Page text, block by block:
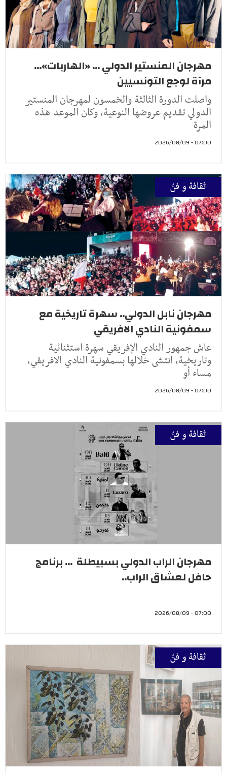
مهرجان المنستير الدولي ... «الهاربات»...
مرآة لوجع التونسيين
واصلت الدورة الثالثة والخمسون لمهرجان المنستير
الدولي تقديم عروضها النوعية، وكان الموعد هذه
المرة
07:00 - 2026/08/09
ثقافة و فنّ
مهرجان نابل الدولي.. سهرة تاريخية مع
سمفونية النادي الافريقي
عاش جمهور النادي الإفريقي سهرة استثنائية
وتاريخية، انتشى خلالها بسمفونية النادي الافريقي،
مساء أو
07:00 - 2026/08/09
ثقافة و فنّ
مهرجان الراب الدولي بسبيطلة ... برنامج
حافل لعشاق الراب..
07:00 - 2026/08/09
ثقافة و فنّ